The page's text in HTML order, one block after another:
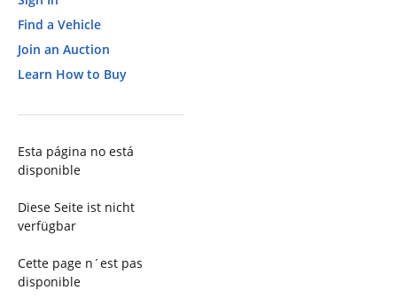
Find a Vehicle
Join an Auction
Learn How to Buy
Esta página no está
disponible
Diese Seite ist nicht
verfügbar
Cette page n´est pas
disponible